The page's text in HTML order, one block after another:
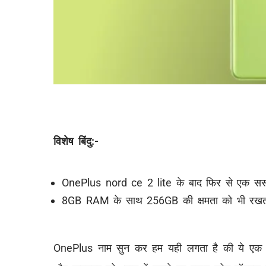
विशेष बिंदु:-
OnePlus nord ce 2 lite के बाद फिर से एक
8GB RAM के साथ 256GB की क्षमता को भी
OnePlus नाम सुन कर हम यही लगता है की ये एक